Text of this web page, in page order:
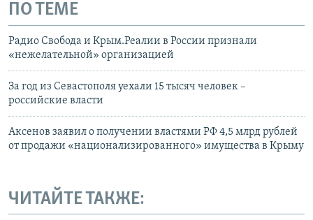
ПО ТЕМЕ
Радио Свобода и Крым.Реалии в России признали
«нежелательной» организацией
За год из Севастополя уехали 15 тысяч человек –
российские власти
Аксенов заявил о получении властями РФ 4,5 млрд рублей
от продажи «национализированного» имущества в Крыму
ЧИТАЙТЕ ТАКЖЕ: